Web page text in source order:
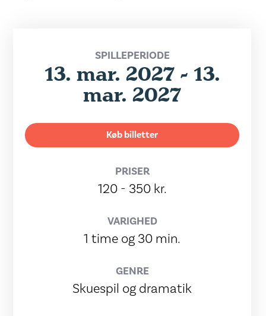
SPILLEPERIODE
13. mar. 2027 - 13.
mar. 2027
Køb billetter
PRISER
120 - 350 kr.
VARIGHED
1 time og 30 min.
GENRE
Skuespil og dramatik